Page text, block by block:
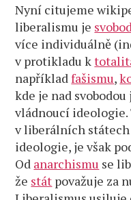
Nyní citujeme
liberalismu je
více individuálně
v protikladu k
napříkladfašismu,
kde je nad
vládnoucí ideologie.
v liberálních
ideologie, je však
Od anarchismu se
že stát považuje za